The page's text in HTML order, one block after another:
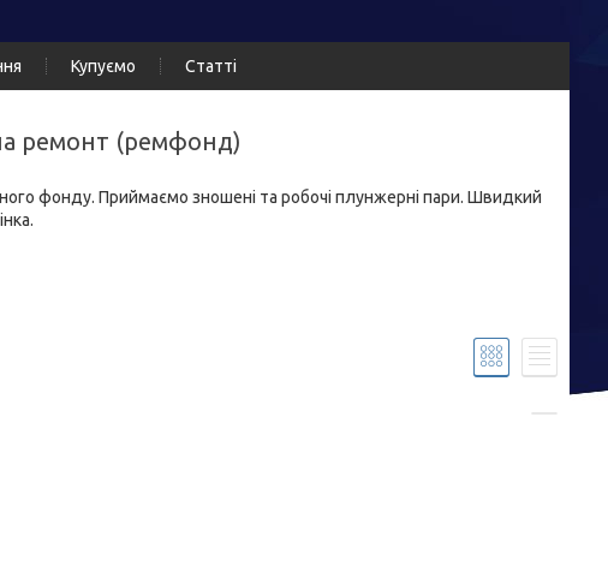
Купуємо Статті
ремонт (ремфонд)
фонду. Приймаємо зношені та робочі плунжерні пари. Швидкий